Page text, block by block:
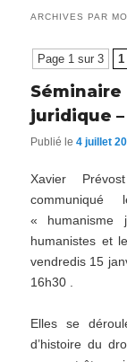
ARCHIVES PAR
Page 1 sur 3 1
juridique
Publié le4 juillet
Xavier
«
humanistes et
vendredis 15
16h30 .
Elles se
d’histoire du